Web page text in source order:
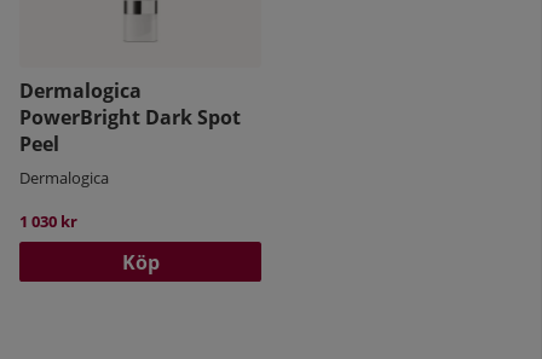
Dermalogica
PowerBright Dark Spot
Peel
Dermalogica
1 030 kr
Köp